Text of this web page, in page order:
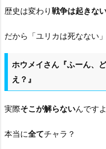
歴史は変わり 戦争は起きな
だから「ユリカは死なない
ホウメイさん『ふーん、
え？』
実際そこが解らないんです
本当に全てチャラ？